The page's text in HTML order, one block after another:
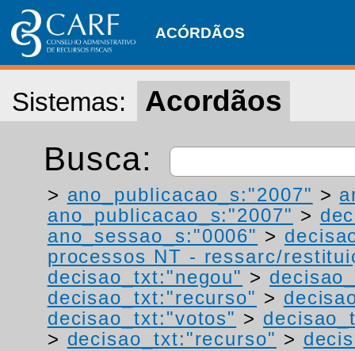
ACÓRDÃOS
Sistemas: Acordãos
Busca:
> ano_publicacao_s:"2007" >
ano_publicacao_s:"2007" >
ano_sessao_s:"0006" >
processos NT - ressarc/
decisao_txt:"negou" >
decisao_txt:"recurso" >
decisao_txt:"votos" >
> decisao_txt:"recurso" >